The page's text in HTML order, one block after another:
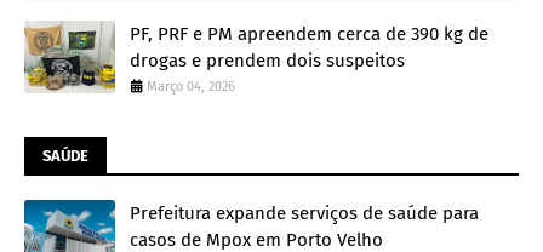
PF, PRF e PM apreendem cerca de 390 kg de
drogas e prendem dois suspeitos
Março 04, 2026
SAÚDE
Prefeitura expande serviços de saúde para
casos de Mpox em Porto Velho